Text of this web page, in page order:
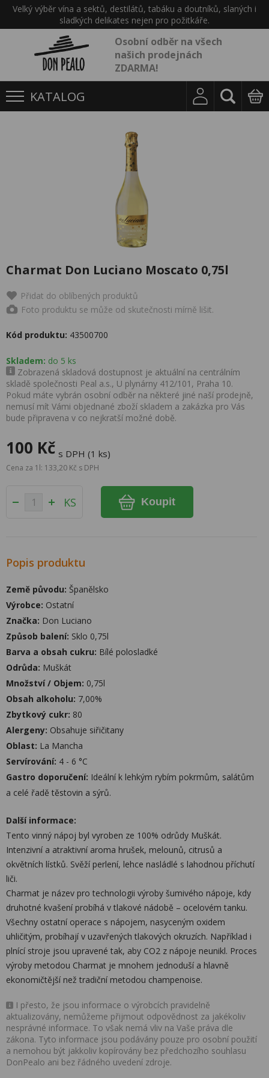
Velký výběr vína a sektů, destilátů, tabáku a doutníků, slaných i
sladkých delikates nejen pro požitkáře.
Osobní odběr na všech
našich prodejnách
ZDARMA!
KATALOG
Charmat Don Luciano Moscato 0,75l
Přidat do oblíbených produktů
Foto produktu se může od skutečnosti mírně lišit.
Kód produktu: 43500700
Skladem: do 5 ks
Zobrazená skladová dostupnost je aktuální na centrálním
skladě společnosti Peal a.s., U plynárny 412/101, Praha 10.
Pokud máte vybrán osobní odběr na některé jiné naší prodejně,
nemusí mít Vámi objednané zboží skladem a zakázka pro Vás
bude připravena v co nejkratší možné době.
100 Kč s DPH (1 ks)
Cena za 1l: 133,20 Kč s DPH
KS Koupit
Popis produktu
Země původu: Španělsko
Výrobce: Ostatní
Značka: Don Luciano
Způsob balení: Sklo 0,75l
Barva a obsah cukru: Bílé polosladké
Odrůda: Muškát
Množství / Objem: 0,75l
Obsah alkoholu: 7,00%
Zbytkový cukr: 80
Alergeny: Obsahuje siřičitany
Oblast: La Mancha
Servírování: 4 - 6 °C
Gastro doporučení: Ideální k lehkým rybím pokrmům, salátům
a celé řadě těstovin a sýrů.
Další informace:
Tento vinný nápoj byl vyroben ze 100% odrůdy Muškát.
Intenzivní a atraktivní aroma hrušek, melounů, citrusů a
okvětních lístků. Svěží perlení, lehce nasládlé s lahodnou příchutí
liči.
Charmat je název pro technologii výroby šumivého nápoje, kdy
druhotné kvašení probíhá v tlakové nádobě – ocelovém tanku.
Všechny ostatní operace s nápojem, nasyceným oxidem
uhličitým, probíhají v uzavřených tlakových okruzích. Například i
plnící stroje jsou upravené tak, aby CO2 z nápoje neunikl. Proces
výroby metodou Charmat je mnohem jednoduší a hlavně
ekonomičtější než tradiční metodou champenoise.
I přesto, že jsou informace o výrobcích pravidelně
aktualizovány, nemůžeme přijmout odpovědnost za jakékoliv
nesprávné informace. To však nemá vliv na Vaše práva dle
zákona. Tyto informace jsou podávány pouze pro osobní použití
a nemohou být jakkoliv kopírovány bez předchozího souhlasu
DonPealo ani bez řádného uvedení zdroje.